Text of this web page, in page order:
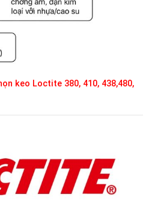
keo Loctite 380, 410, 438,480,